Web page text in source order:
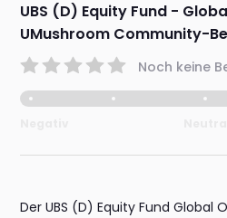
UBS (D) Equity Fund -
UMushroom Community-
Noch keine
Der UBS (D) Equity Fund Global